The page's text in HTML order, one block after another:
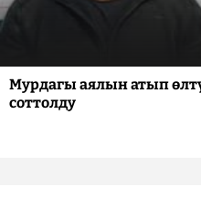
Мурдагы аялын атып
соттолду